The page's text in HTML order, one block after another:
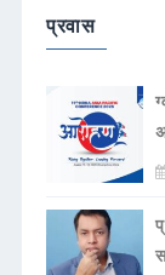
प्रवास